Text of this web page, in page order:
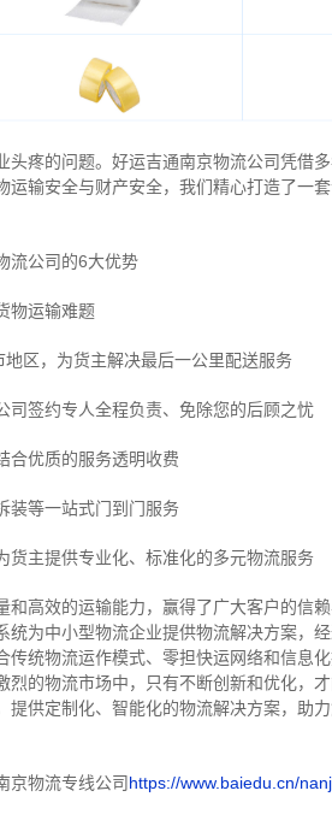
头疼的问题。好运吉通南京物流公司凭借
运输安全与财产安全，我们精心打造了一
流公司的6大优势
物运输难题
区，为货主解决最后一公里配送服务
司签约专人全程负责、免除您的后顾之忧
合优质的服务透明收费
装等一站式门到门服务
货主提供专业化、标准化的多元物流服务
和高效的运输能力，赢得了广大客户的信赖
统为中小型物流企业提供物流解决方案，
传统物流运作模式、零担快运网络和信息
烈的物流市场中，只有不断创新和优化，
提供定制化、智能化的物流解决方案，助
京物流专线公司https://www.baiedu.cn/